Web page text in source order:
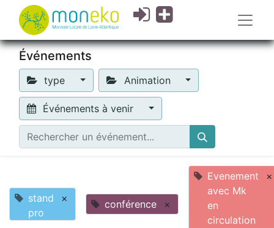
Événements
type Animation
Événements à venir
stand
pro
× conférence ×
Evenement
avec Mk
en
circulation
×